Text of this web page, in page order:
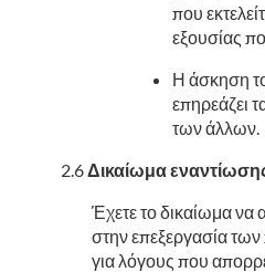
που
εξουσίας
Η άσκηση
επηρεάζει
των άλλων.
Δικαίωμα
Έχετε το δικαίωμα να
στην επεξεργασία
για λόγους που